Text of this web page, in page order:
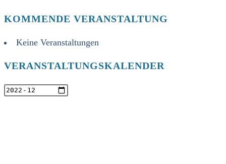
KOMMENDE VERANSTALTUNG
Keine Veranstaltungen
VERANSTALTUNGSKALENDER